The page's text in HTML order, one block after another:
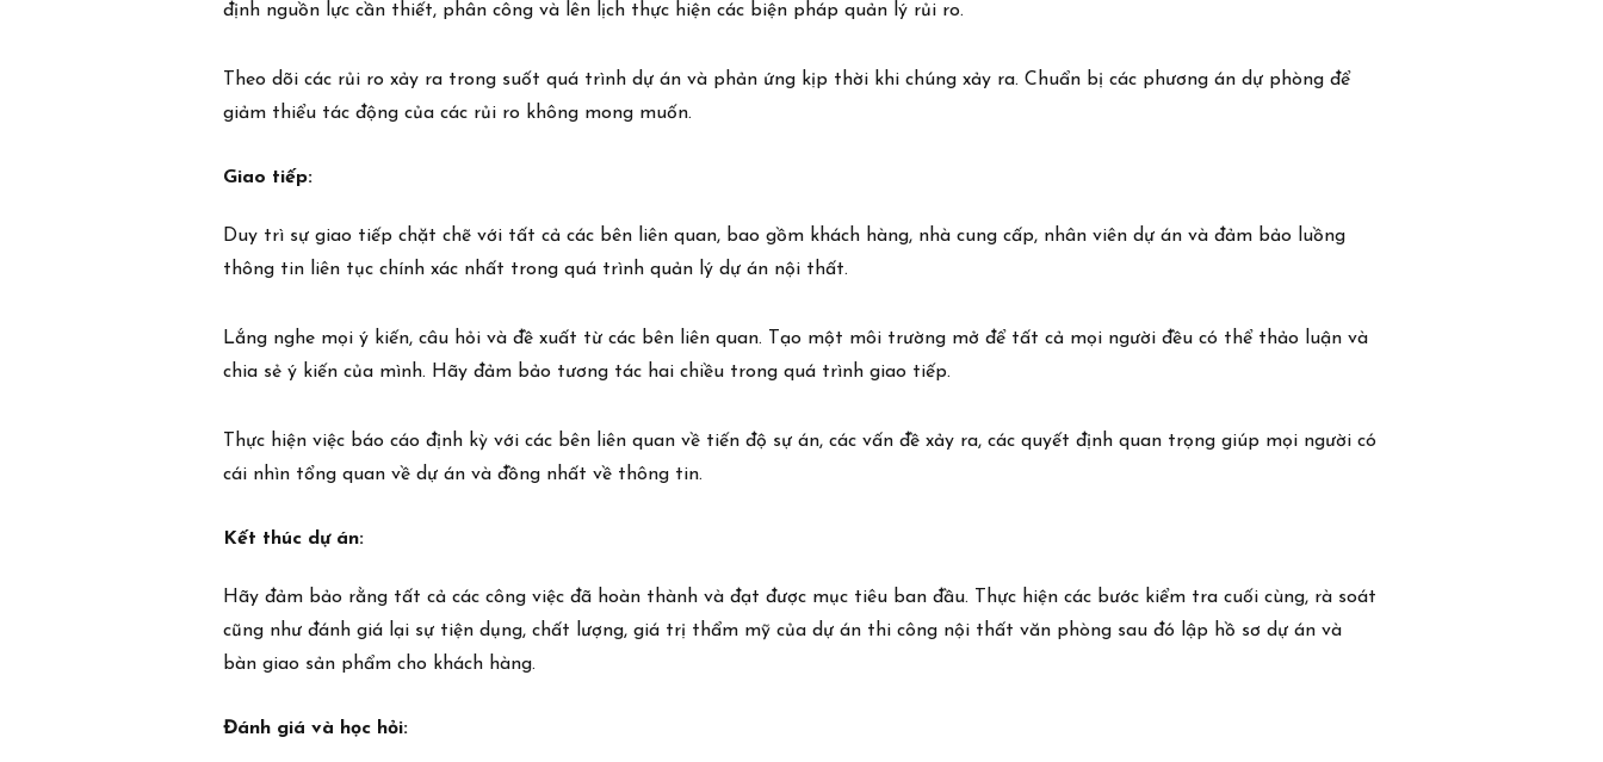
định nguồn lực cần thiết, phân công và lên lịch thực hiện các biện pháp quản lý rủi ro.
Theo dõi các rủi ro xảy ra trong suốt quá trình dự án và phản ứng kịp thời khi chúng xảy ra. Chuẩn bị các phương án dự phòng để
giảm thiểu tác động của các rủi ro không mong muốn.
Giao tiếp:
Duy trì sự giao tiếp chặt chẽ với tất cả các bên liên quan, bao gồm khách hàng, nhà cung cấp, nhân viên dự án và đảm bảo luồng
thông tin liên tục chính xác nhất trong quá trình quản lý dự án nội thất.
Lắng nghe mọi ý kiến, câu hỏi và đề xuất từ các bên liên quan. Tạo một môi trường mở để tất cả mọi người đều có thể thảo luận và
chia sẻ ý kiến của mình. Hãy đảm bảo tương tác hai chiều trong quá trình giao tiếp.
Thực hiện việc báo cáo định kỳ với các bên liên quan về tiến độ sự án, các vấn đề xảy ra, các quyết định quan trọng giúp mọi người có
cái nhìn tổng quan về dự án và đồng nhất về thông tin.
Kết thúc dự án:
Hãy đảm bảo rằng tất cả các công việc đã hoàn thành và đạt được mục tiêu ban đầu. Thực hiện các bước kiểm tra cuối cùng, rà soát
cũng như đánh giá lại sự tiện dụng, chất lượng, giá trị thẩm mỹ của dự án thi công nội thất văn phòng sau đó lập hồ sơ dự án và
bàn giao sản phẩm cho khách hàng.
Đánh giá và học hỏi: